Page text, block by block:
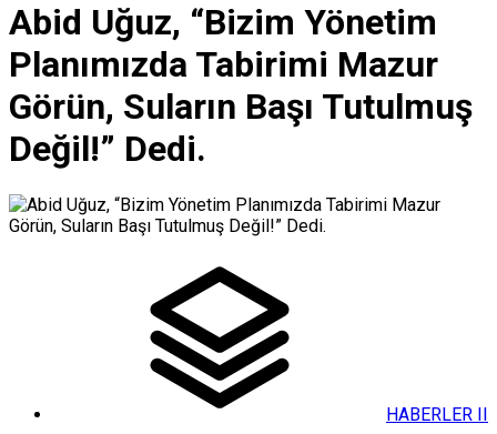
Abid Uğuz, “Bizim Yönetim
Planımızda Tabirimi Mazur
Görün, Suların Başı Tutulmuş
Değil!” Dedi.
HABERLER II